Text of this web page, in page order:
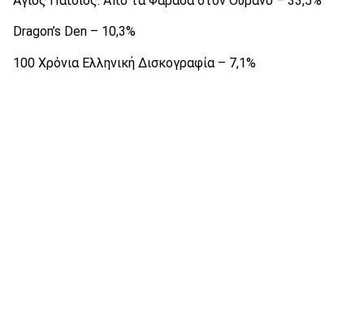
Dragon’s Den – 10,3%
100 Χρόνια Ελληνική Δισκογραφία – 7,1%